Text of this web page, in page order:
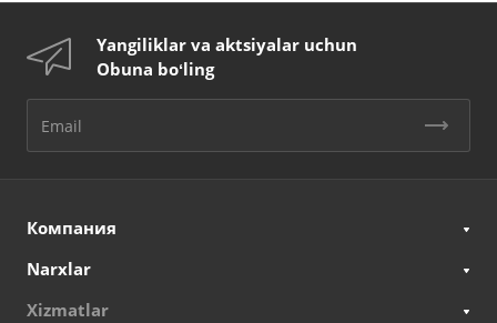
Yangiliklar va aktsiyalar uchun
Obuna boʻling
Компания
Narxlar
Xizmatlar